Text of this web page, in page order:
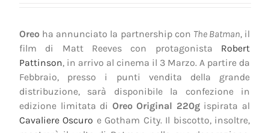
Oreo ha annunciato la partnership con The Batman, il
film di Matt Reeves con protagonista Robert
Pattinson, in arrivo al cinema il 3 Marzo. A partire da
Febbraio, presso i punti vendita della grande
distribuzione, sarà disponibile la confezione in
edizione limitata di Oreo Original 220gispirata al
Cavaliere Oscuro e Gotham City. Il biscotto, insoltre,